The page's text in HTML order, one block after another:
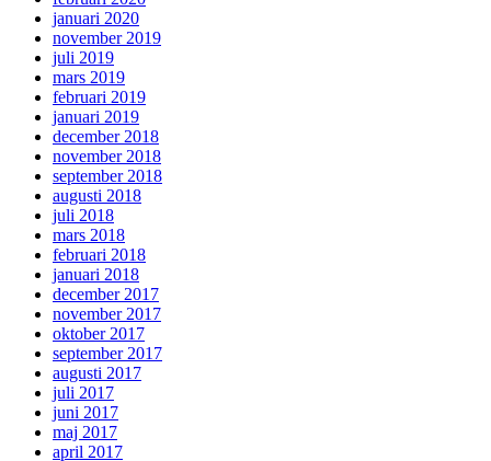
januari 2020
november 2019
juli 2019
mars 2019
februari 2019
januari 2019
december 2018
november 2018
september 2018
augusti 2018
juli 2018
mars 2018
februari 2018
januari 2018
december 2017
november 2017
oktober 2017
september 2017
augusti 2017
juli 2017
juni 2017
maj 2017
april 2017